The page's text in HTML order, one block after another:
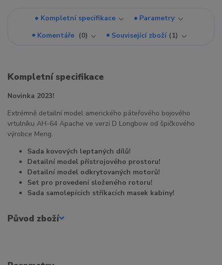
Kompletní specifikace
Parametry
Komentáře
0 Související zboží 1
Kompletní specifikace
Novinka 2023!
Extrémně detailní model amerického páteřového bojového
vrtulníku AH-64 Apache ve verzi D Longbow od špičkového
výrobce Meng.
Sada kovových leptaných dílů!
Detailní model přístrojového prostoru!
Detailní model odkrytovaných motorů!
Set pro provedení složeného rotoru!
Sada samolepících stříkacích masek kabiny!
Původ zboží